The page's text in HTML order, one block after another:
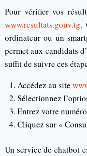
Pour vérifier vos
www.resultats.gouv.tg.
ordinateur ou un
permet aux candidats
suffit de suivre ces
Accédez au site
Sélectionnez
Entrez votre
Cliquez sur «
Un service de chatbot